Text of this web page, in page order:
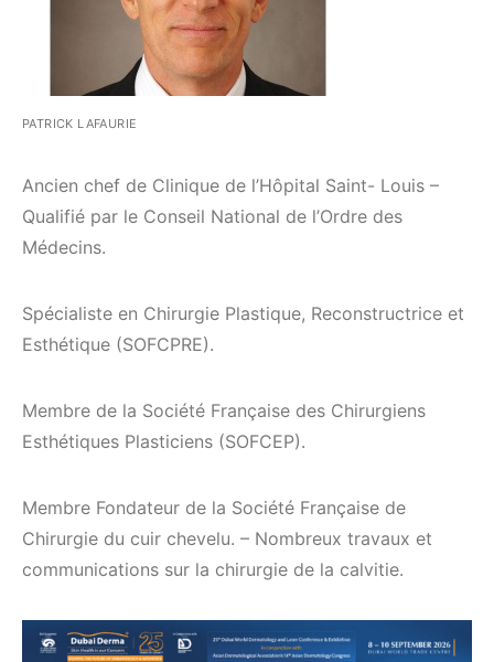
PATRICK LAFAURIE
Ancien chef de Clinique de l’Hôpital Saint- Louis –
Qualifié par le Conseil National de l’Ordre des
Médecins.
Spécialiste en Chirurgie Plastique, Reconstructrice et
Esthétique (SOFCPRE).
Membre de la Société Française des Chirurgiens
Esthétiques Plasticiens (SOFCEP).
Membre Fondateur de la Société Française de
Chirurgie du cuir chevelu. – Nombreux travaux et
communications sur la chirurgie de la calvitie.